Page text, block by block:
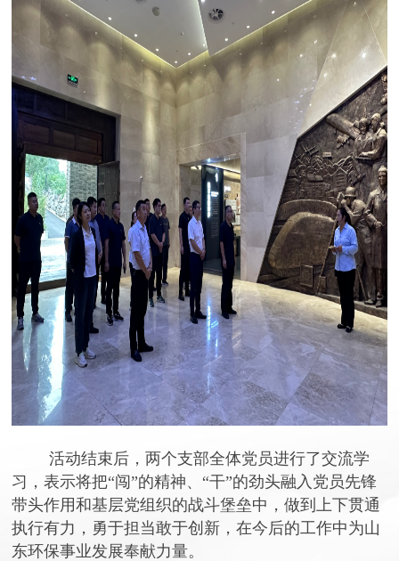
活动结束后，两个支部全体党员进行了交流学
习，表示将把“闯”的精神、“干”的劲头融入党员先锋
带头作用和基层党组织的战斗堡垒中，做到上下贯通
执行有力，勇于担当敢于创新，在今后的工作中为山
东环保事业发展奉献力量。